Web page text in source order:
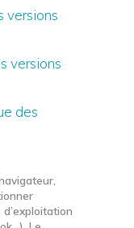
versions
versions
des